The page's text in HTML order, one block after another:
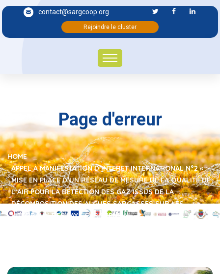
contact@sargcoop.org
Rejoindre le cluster
Page d'erreur
HOME
APPEL A MANIFESTATION D’INTERET INTERNATIONAL N°2 «
MISE EN PLACE D’UN RÉSEAU DE MESURE DE LA QUALITÉ DE
L’AIR POUR LA DÉTECTION DES GAZ ISSUS DE LA
DÉCOMPOSITION DES ALGUES SARGASSES SUR LES
LITTORAUX DES PAYS CARIBÉENS »